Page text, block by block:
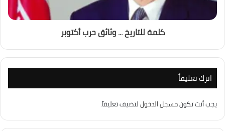
كلمة للتاريخ ... وثائق حرب أكتوبر
اترك تعليقاً
يجب أنت تكونمسجل الدخوللتضيف تعليقاً.